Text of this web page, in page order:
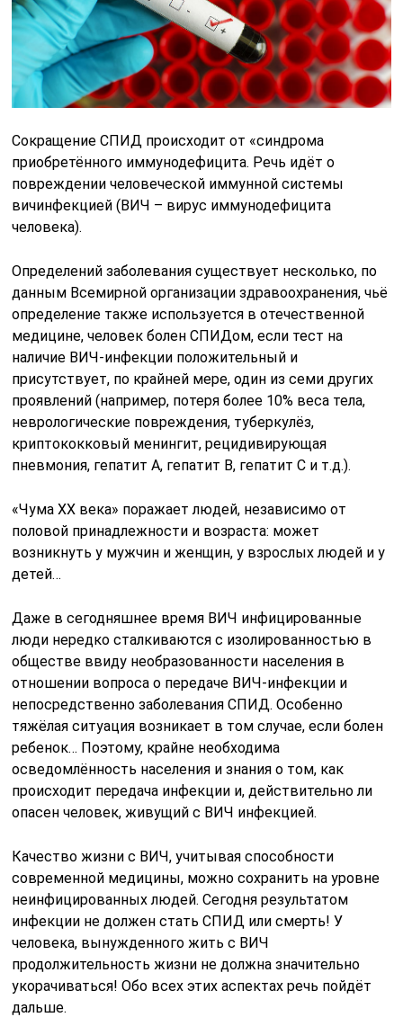
Сокращение СПИД происходит от «синдрома
приобретённого иммунодефицита. Речь идёт о
повреждении человеческой иммунной системы
вичинфекцией (ВИЧ – вирус иммунодефицита
человека).
Определений заболевания существует несколько, по
данным Всемирной организации здравоохранения, чьё
определение также используется в отечественной
медицине, человек болен СПИДом, если тест на
наличие ВИЧ-инфекции положительный и
присутствует, по крайней мере, один из семи других
проявлений (например, потеря более 10% веса тела,
неврологические повреждения, туберкулёз,
криптококковый менингит, рецидивирующая
пневмония, гепатит А, гепатит В, гепатит С и т.д.).
«Чума ХХ века» поражает людей, независимо от
половой принадлежности и возраста: может
возникнуть у мужчин и женщин, у взрослых людей и у
детей…
Даже в сегодняшнее время ВИЧ инфицированные
люди нередко сталкиваются с изолированностью в
обществе ввиду необразованности населения в
отношении вопроса о передаче ВИЧ-инфекции и
непосредственно заболевания СПИД. Особенно
тяжёлая ситуация возникает в том случае, если болен
ребенок… Поэтому, крайне необходима
осведомлённость населения и знания о том, как
происходит передача инфекции и, действительно ли
опасен человек, живущий с ВИЧ инфекцией.
Качество жизни с ВИЧ, учитывая способности
современной медицины, можно сохранить на уровне
неинфицированных людей. Сегодня результатом
инфекции не должен стать СПИД или смерть! У
человека, вынужденного жить с ВИЧ
продолжительность жизни не должна значительно
укорачиваться! Обо всех этих аспектах речь пойдёт
дальше.